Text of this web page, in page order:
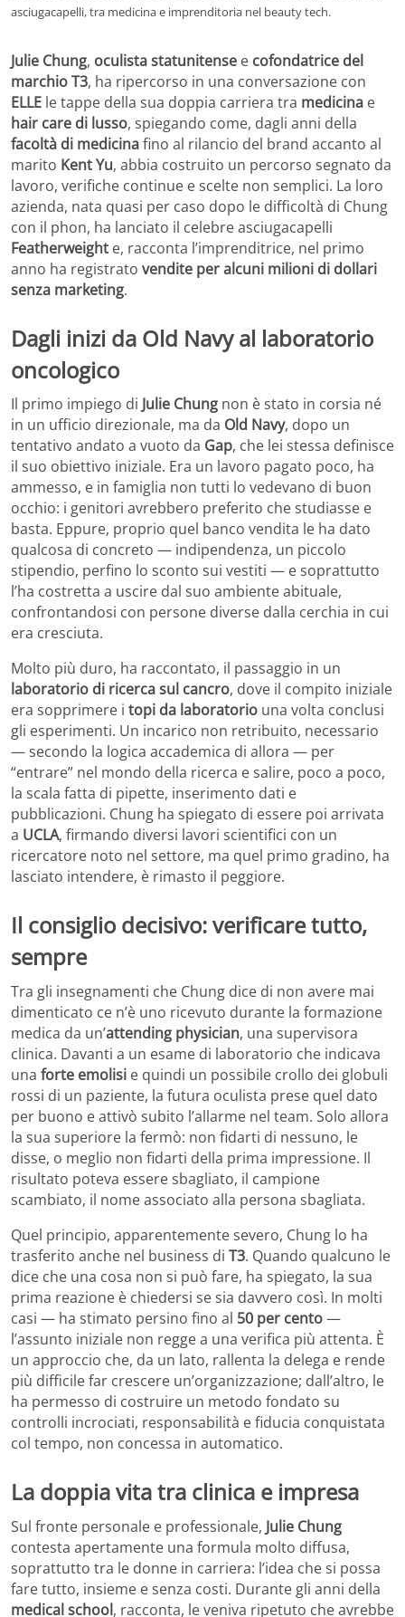
asciugacapelli, tra medicina e imprenditoria nel beauty tech.
Julie Chung, oculista statunitense e cofondatrice del
marchio T3, ha ripercorso in una conversazione con
ELLE le tappe della sua doppia carriera tra medicina e
hair care di lusso, spiegando come, dagli anni della
facoltà di medicinafino al rilancio del brand accanto al
marito Kent Yu, abbia costruito un percorso segnato da
lavoro, verifiche continue e scelte non semplici. La loro
azienda, nata quasi per caso dopo le difficoltà di Chung
con il phon, ha lanciato il celebre asciugacapelli
Featherweight e, racconta l’imprenditrice, nel primo
anno ha registrato vendite per alcuni milioni di dollari
senza marketing.
Dagli inizi da Old Navy al laboratorio
oncologico
Il primo impiego di Julie Chung non è stato in corsia né
in un ufficio direzionale, ma da Old Navy, dopo un
tentativo andato a vuoto da Gap, che lei stessa definisce
il suo obiettivo iniziale. Era un lavoro pagato poco, ha
ammesso, e in famiglia non tutti lo vedevano di buon
occhio: i genitori avrebbero preferito che studiasse e
basta. Eppure, proprio quel banco vendita le ha dato
qualcosa di concreto — indipendenza, un piccolo
stipendio, perfino lo sconto sui vestiti — e soprattutto
l’ha costretta a uscire dal suo ambiente abituale,
confrontandosi con persone diverse dalla cerchia in cui
era cresciuta.
Molto più duro, ha raccontato, il passaggio in un
laboratorio di ricerca sul cancro, dove il compito iniziale
era sopprimere i topi da laboratorio una volta conclusi
gli esperimenti. Un incarico non retribuito, necessario
— secondo la logica accademica di allora — per
“entrare” nel mondo della ricerca e salire, poco a poco,
la scala fatta di pipette, inserimento dati e
pubblicazioni. Chung ha spiegato di essere poi arrivata
a UCLA, firmando diversi lavori scientifici con un
ricercatore noto nel settore, ma quel primo gradino, ha
lasciato intendere, è rimasto il peggiore.
Il consiglio decisivo: verificare tutto,
sempre
Tra gli insegnamenti che Chung dice di non avere mai
dimenticato ce n’è uno ricevuto durante la formazione
medica da un’attending physician, una supervisora
clinica. Davanti a un esame di laboratorio che indicava
una forte emolisi e quindi un possibile crollo dei globuli
rossi di un paziente, la futura oculista prese quel dato
per buono e attivò subito l’allarme nel team. Solo allora
la sua superiore la fermò: non fidarti di nessuno, le
disse, o meglio non fidarti della prima impressione. Il
risultato poteva essere sbagliato, il campione
scambiato, il nome associato alla persona sbagliata.
Quel principio, apparentemente severo, Chung lo ha
trasferito anche nel business di T3. Quando qualcuno le
dice che una cosa non si può fare, ha spiegato, la sua
prima reazione è chiedersi se sia davvero così. In molti
casi — ha stimato persino fino al 50 per cento—
l’assunto iniziale non regge a una verifica più attenta. È
un approccio che, da un lato, rallenta la delega e rende
più difficile far crescere un’organizzazione; dall’altro, le
ha permesso di costruire un metodo fondato su
controlli incrociati, responsabilità e fiducia conquistata
col tempo, non concessa in automatico.
La doppia vita tra clinica e impresa
Sul fronte personale e professionale, Julie Chung
contesta apertamente una formula molto diffusa,
soprattutto tra le donne in carriera: l’idea che si possa
fare tutto, insieme e senza costi. Durante gli anni della
medical school, racconta, le veniva ripetuto che avrebbe